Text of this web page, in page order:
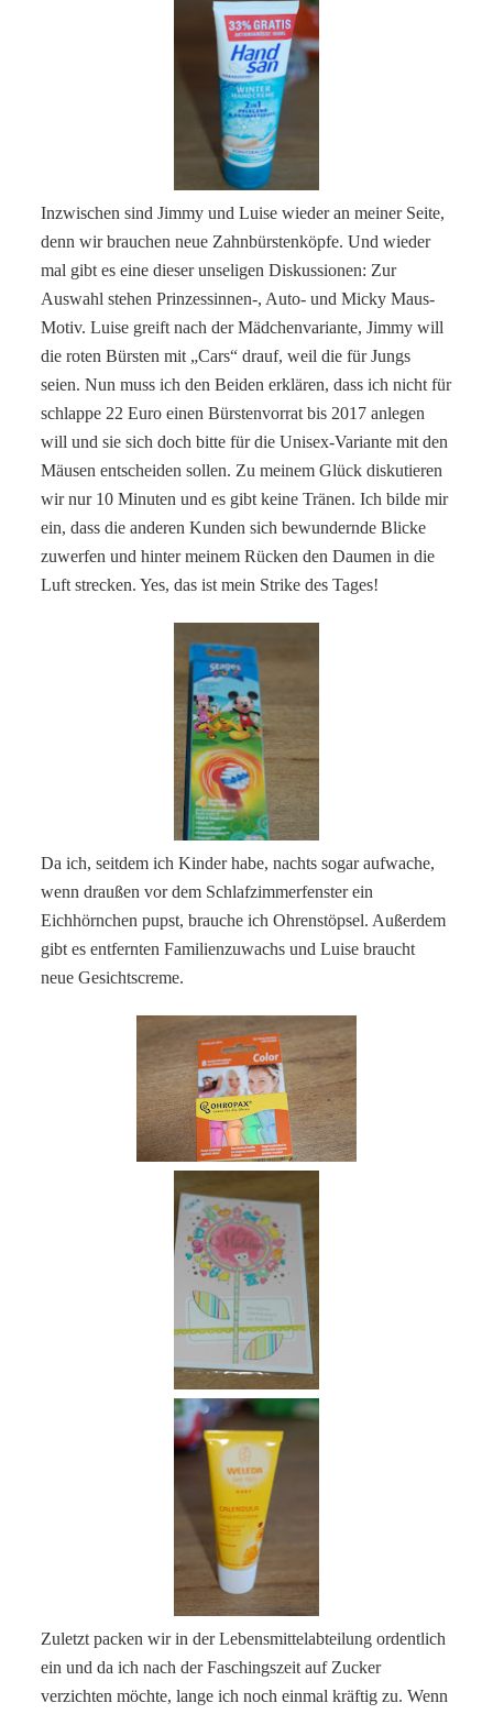
Inzwischen sind Jimmy und Luise wieder an meiner Seite,
denn wir brauchen neue Zahnbürstenköpfe. Und wieder
mal gibt es eine dieser unseligen Diskussionen: Zur
Auswahl stehen Prinzessinnen-, Auto- und Micky Maus-
Motiv. Luise greift nach der Mädchenvariante, Jimmy will
die roten Bürsten mit „Cars“ drauf, weil die für Jungs
seien. Nun muss ich den Beiden erklären, dass ich nicht für
schlappe 22 Euro einen Bürstenvorrat bis 2017 anlegen
will und sie sich doch bitte für die Unisex-Variante mit den
Mäusen entscheiden sollen. Zu meinem Glück diskutieren
wir nur 10 Minuten und es gibt keine Tränen. Ich bilde mir
ein, dass die anderen Kunden sich bewundernde Blicke
zuwerfen und hinter meinem Rücken den Daumen in die
Luft strecken. Yes, das ist mein Strike des Tages!
Da ich, seitdem ich Kinder habe, nachts sogar aufwache,
wenn draußen vor dem Schlafzimmerfenster ein
Eichhörnchen pupst, brauche ich Ohrenstöpsel. Außerdem
gibt es entfernten Familienzuwachs und Luise braucht
neue Gesichtscreme.
Zuletzt packen wir in der Lebensmittelabteilung ordentlich
ein und da ich nach der Faschingszeit auf Zucker
verzichten möchte, lange ich noch einmal kräftig zu. Wenn